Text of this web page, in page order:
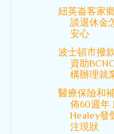
紐英崙客家
談退休金
安心
波士頓市撥
資助
構辦理就
醫療保險和
佈60週年
Healey發
注現狀